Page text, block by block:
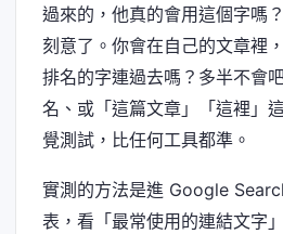
過來的，他真的會用這個字嗎
刻意了。你會在自己的文章裡
排名的字連過去嗎？多半不會
名、或「這篇文章」「這裡」
覺測試，比任何工具都準。
實測的方法是進 Google
表，看「最常使用的連結文字